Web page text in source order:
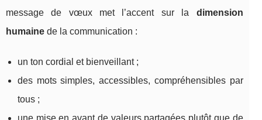
message de vœux met l’accent sur la dimension
humaine de la communication :
un ton cordial et bienveillant ;
des mots simples, accessibles, compréhensibles par
tous ;
une mise en avant de valeurs partagées plutôt que de